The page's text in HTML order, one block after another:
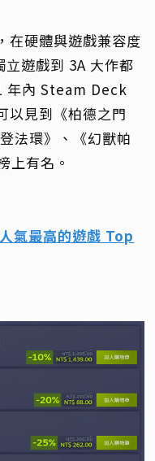
硬體與遊戲兼容度
立遊戲到 3A 大作都
年內 Steam Deck
以見到《柏德之門
法環》、《幻獸帕
上有名。
氣最高的遊戲 Top